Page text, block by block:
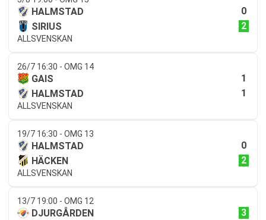
HALMSTAD
0
SIRIUS
2
ALLSVENSKAN
26/7 16:30 - OMG 14
GAIS
1
HALMSTAD
1
ALLSVENSKAN
19/7 16:30 - OMG 13
HALMSTAD
0
HÄCKEN
2
ALLSVENSKAN
13/7 19:00 - OMG 12
DJURGÅRDEN
3